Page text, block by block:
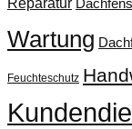
Wartung
Feuchteschutz